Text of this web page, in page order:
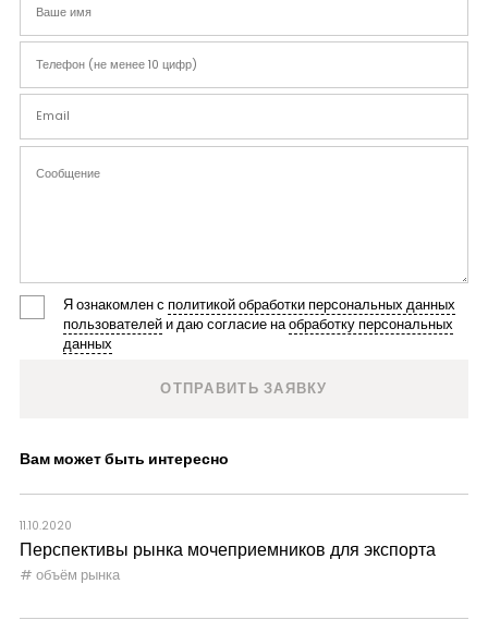
Я ознакомлен с политикой обработки персональных данных
пользователейи даю согласие наобработку персональных
данных
Вам может быть интересно
11.10.2020
Перспективы рынка мочеприемников для экспорта
объём рынка